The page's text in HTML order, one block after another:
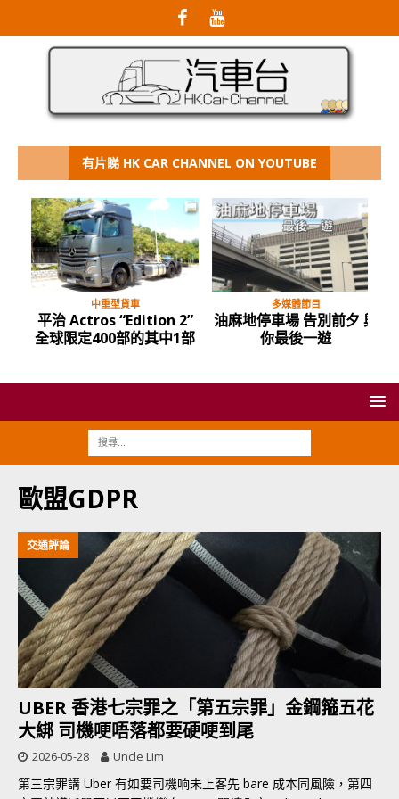
有片睇 HK CAR CHANNEL ON YOUTUBE
中重型貨車
平治 Actros “Edition 2”
全球限定400部的其中1部
多媒體節目
油麻地停車場 告別前夕 與
你最後一遊
歐盟GDPR
交通評論
UBER 香港七宗罪之「第五宗罪」金鋼箍五花
大綁 司機哽唔落都要硬哽到尾
2026-05-28 Uncle Lim
第三宗罪講 Uber 有如要司機响未上客先 bare 成本同風險，第四